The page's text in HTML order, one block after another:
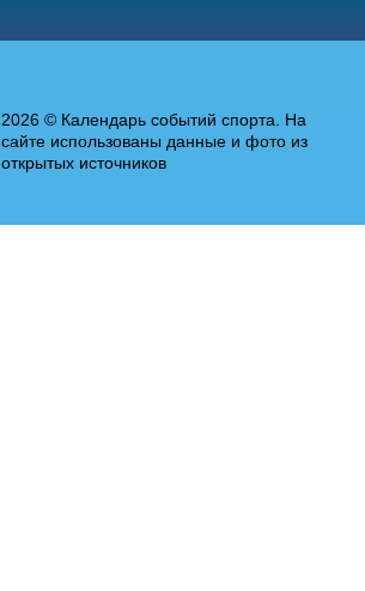
2026 © Календарь событий спорта. На
сайте использованы данные и фото из
открытых источников